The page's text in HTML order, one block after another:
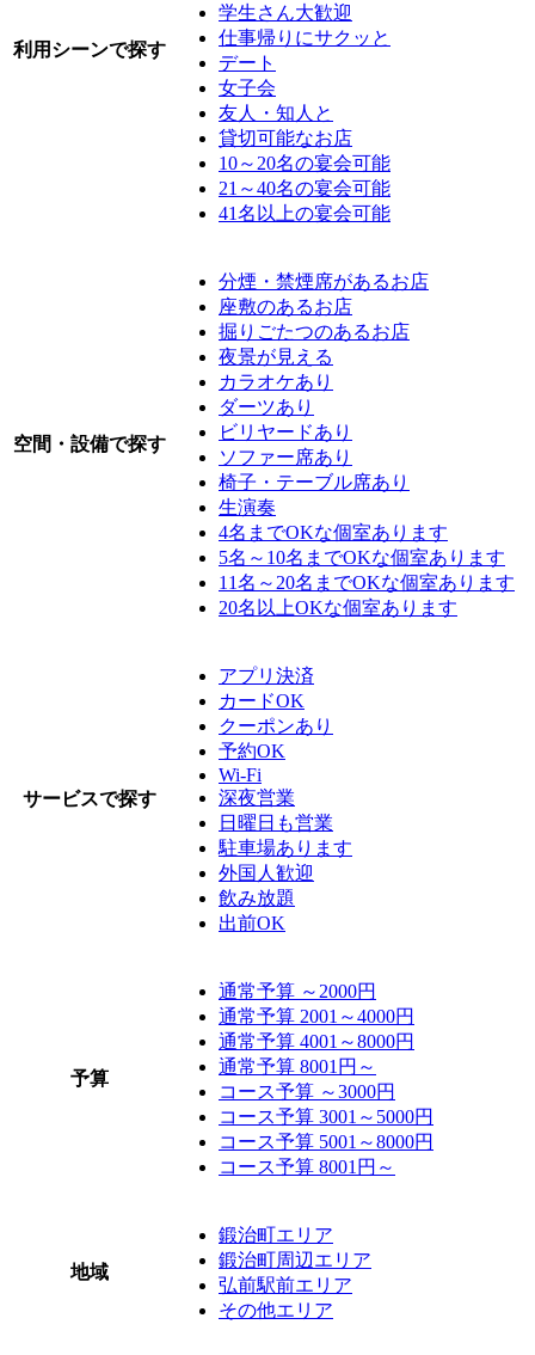
利用シーンで探す
学生さん大歓迎
仕事帰りにサクッと
デート
女子会
友人・知人と
貸切可能なお店
10～20名の宴会可能
21～40名の宴会可能
41名以上の宴会可能
空間・設備で探す
分煙・禁煙席があるお店
座敷のあるお店
掘りごたつのあるお店
夜景が見える
カラオケあり
ダーツあり
ビリヤードあり
ソファー席あり
椅子・テーブル席あり
生演奏
4名までOKな個室あります
5名～10名までOKな個室あります
11名～20名までOKな個室あります
20名以上OKな個室あります
サービスで探す
アプリ決済
カードOK
クーポンあり
予約OK
Wi-Fi
深夜営業
日曜日も営業
駐車場あります
外国人歓迎
飲み放題
出前OK
予算
通常予算 ～2000円
通常予算 2001～4000円
通常予算 4001～8000円
通常予算 8001円～
コース予算 ～3000円
コース予算 3001～5000円
コース予算 5001～8000円
コース予算 8001円～
地域
鍛治町エリア
鍛治町周辺エリア
弘前駅前エリア
その他エリア